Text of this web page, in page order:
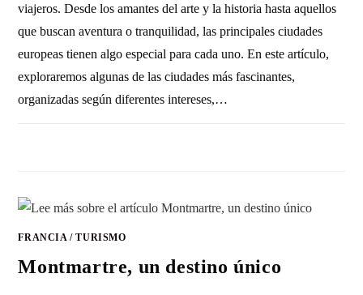
viajeros. Desde los amantes del arte y la historia hasta aquellos
que buscan aventura o tranquilidad, las principales ciudades
europeas tienen algo especial para cada uno. En este artículo,
exploraremos algunas de las ciudades más fascinantes,
organizadas según diferentes intereses,…
FRANCIA/TURISMO
Montmartre, un destino único